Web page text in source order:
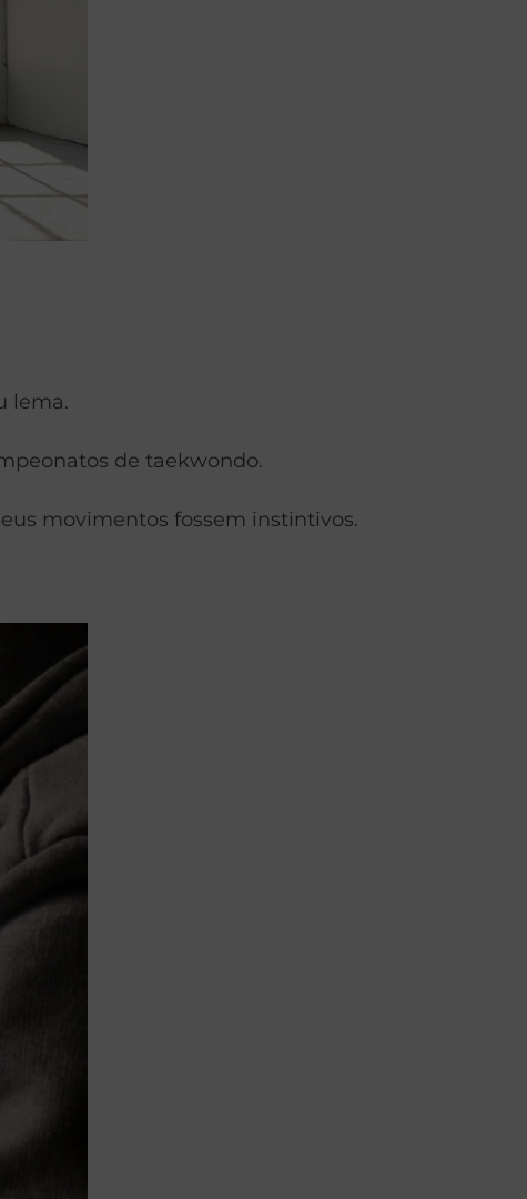
lema.
de taekwondo.
movimentos fossem instintivos.